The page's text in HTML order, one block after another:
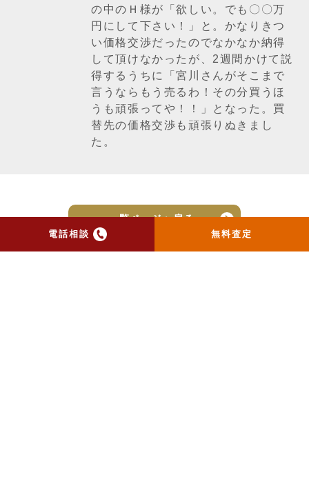
電話相談 無料査定
の中のＨ様が「欲しい。でも〇〇万
円にして下さい！」と。かなりきつ
い価格交渉だったのでなかなか納得
して頂けなかったが、2週間かけて説
得するうちに「宮川さんがそこまで
言うならもう売るわ！その分買うほ
うも頑張ってや！！」となった。買
替先の価格交渉も頑張りぬきまし
た。
一覧ページへ戻る